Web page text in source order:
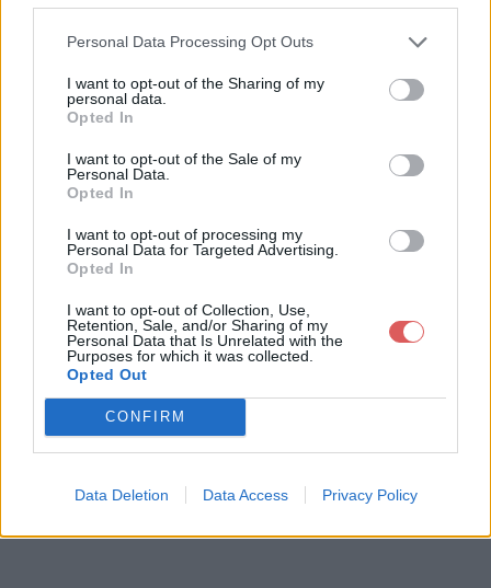
Personal Data Processing Opt Outs
I want to opt-out of the Sharing of my
personal data.
Opted In
I want to opt-out of the Sale of my
Personal Data.
Opted In
I want to opt-out of processing my
Personal Data for Targeted Advertising.
Opted In
I want to opt-out of Collection, Use,
Retention, Sale, and/or Sharing of my
Personal Data that Is Unrelated with the
Purposes for which it was collected.
Opted Out
CONFIRM
Data Deletion Data Access Privacy Policy
Télécharger le fichier liste des m
outons 28 02 2013.docx
Télécharger liste des moutons 28
02 2013.docx
Télécharger le fichier (27 Ko)